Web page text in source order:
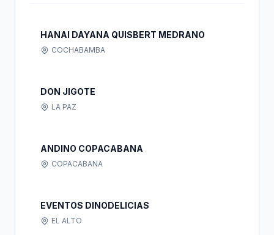
HANAI DAYANA QUISBERT MEDRANO
COCHABAMBA
DON JIGOTE
LA PAZ
ANDINO COPACABANA
COPACABANA
EVENTOS DINODELICIAS
EL ALTO